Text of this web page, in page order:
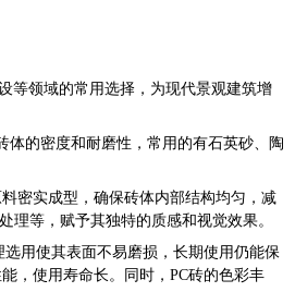
等领域的常用选择，为现代景观建筑增
体的密度和耐磨性，常用的有石英砂、陶
密实成型，确保砖体内部结构均匀，减
等，赋予其独特的质感和视觉效果。
选用使其表面不易磨损，长期使用仍能保
，使用寿命长。同时，PC砖的色彩丰